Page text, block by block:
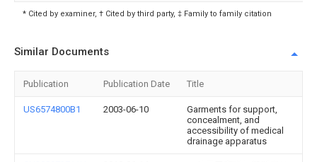
* Cited by examiner, † Cited by third party, ‡ Family to family citation
Similar Documents
Publication Publication Date Title
US6574800B1 2003-06-10
Garments for support,
concealment, and
accessibility of medical
drainage apparatus